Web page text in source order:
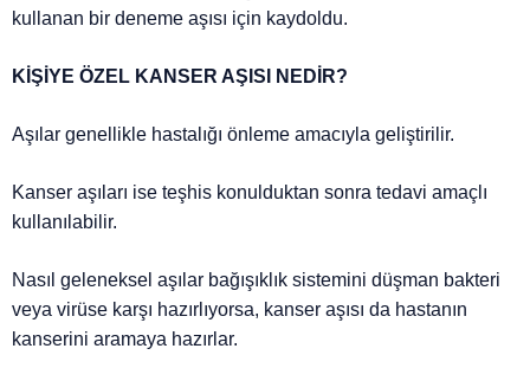
kullanan bir deneme aşısı için kaydoldu.
KİŞİYE ÖZEL KANSER AŞISI NEDİR?
Aşılar genellikle hastalığı önleme amacıyla geliştirilir.
Kanser aşıları ise teşhis konulduktan sonra tedavi amaçlı
kullanılabilir.
Nasıl geleneksel aşılar bağışıklık sistemini düşman bakteri
veya virüse karşı hazırlıyorsa, kanser aşısı da hastanın
kanserini aramaya hazırlar.